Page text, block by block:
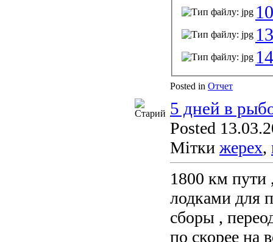
Posted in Отчет
5 дней в
Posted
Мітки жерех,
1800 км пути
лодками для
сборы ,
по скорее на